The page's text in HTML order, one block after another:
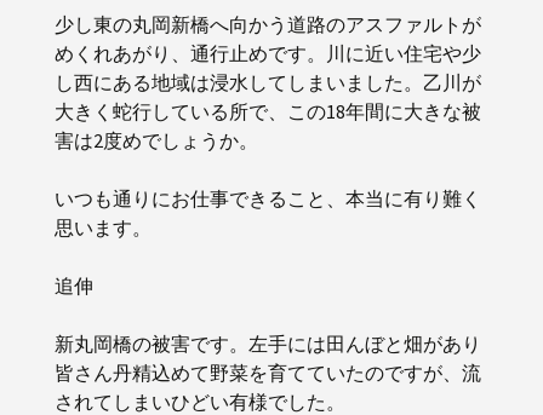
少し東の丸岡新橋へ向かう道路のアスファルトが
めくれあがり、通行止めです。川に近い住宅や少
し西にある地域は浸水してしまいました。乙川が
大きく蛇行している所で、この18年間に大きな被
害は2度めでしょうか。
いつも通りにお仕事できること、本当に有り難く
思います。
追伸
新丸岡橋の被害です。左手には田んぼと畑があり
皆さん丹精込めて野菜を育てていたのですが、流
されてしまいひどい有様でした。